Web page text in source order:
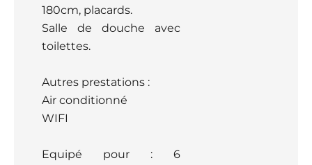
180cm, placards.
Salle de douche avec
toilettes.
Autres prestations :
Air conditionné
WIFI
Equipé pour : 6